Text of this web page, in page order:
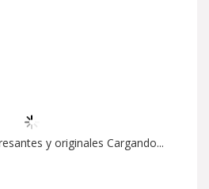
y originales Cargando...